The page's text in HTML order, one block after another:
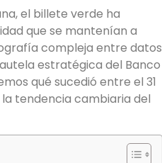
el billete verde ha
que se mantenían a
compleja entre datos
estratégica del Banco
qué sucedió entre el 31
tendencia cambiaria del